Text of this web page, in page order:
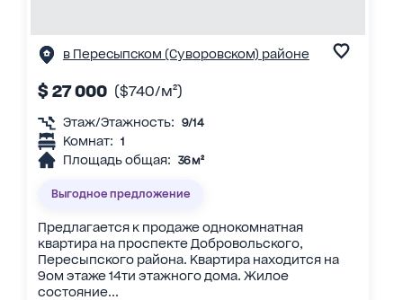
в Пересыпском (Суворовском) районе
$ 27 000 ($740/м²)
Этаж/Этажность: 9/14
Комнат: 1
Площадь общая: 36 м²
Выгодное предложение
Предлагается к продаже однокомнатная
квартира на проспекте Добровольского,
Пересыпского района. Квартира находится на
9ом этаже 14ти этажного дома. Жилое
состояние...